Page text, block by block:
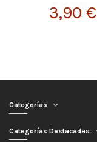
3,90 €
Categorías
Categorías Destacadas